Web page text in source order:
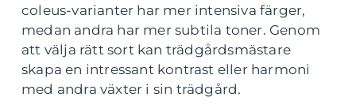
coleus-varianter har mer intensiva färger,
medan andra har mer subtila toner. Genom
att välja rätt sort kan trädgårdsmästare
skapa en intressant kontrast eller harmoni
med andra växter i sin trädgård.